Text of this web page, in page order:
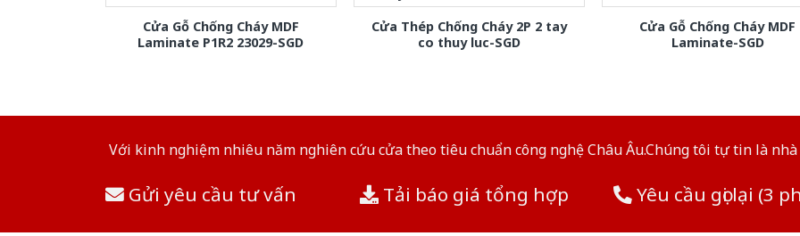
Cửa Gỗ Chống Cháy MDF
Laminate P1R2 23029-SGD
Cửa Thép Chống Cháy 2P 2 tay
co thuy luc-SGD
Cửa Gỗ Chống Cháy MDF
Laminate-SGD
Với kinh nghiệm nhiêu năm nghiên cứu cửa theo tiêu chuẩn công nghệ Châu Âu.Chúng tôi tự tin là
Gửi yêu cầu tư vấn Tải báo giá tổng hợp Yêu cầu gọi lại (3